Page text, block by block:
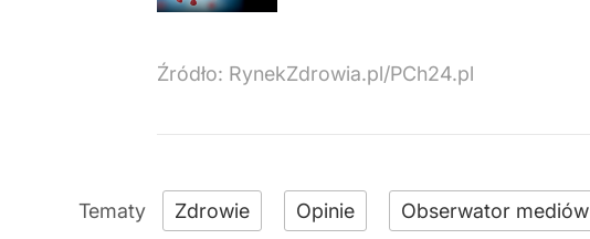
Źródło: RynekZdrowia.pl/PCh24.pl
Zdrowie Opinie Obserwator mediów